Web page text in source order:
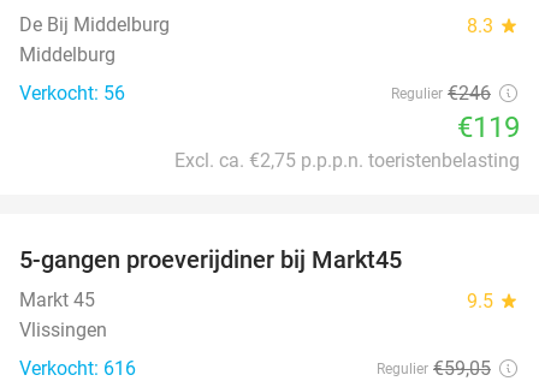
De Bij Middelburg 8.3 star
Middelburg
Verkocht: 56
Regulier €246
€119
Excl. ca. €2,75 p.p.p.n. toeristenbelasting
5-gangen proeverijdiner bij Markt45
Markt 45 9.5 star
Vlissingen
Verkocht: 616
Regulier €59,05